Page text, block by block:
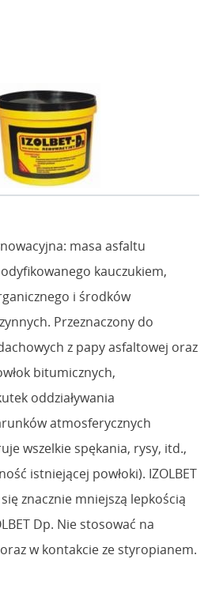
masa asfaltu
kauczukiem,
i środków
Przeznaczony do
z papy asfaltowej oraz
bitumicznych,
oddziaływania
atmosferycznych
wszelkie spękania, rysy, itd.,
istniejącej powłoki). IZOLBET
znacznie mniejszą lepkością
Dp. Nie stosować na
w kontakcie ze styropianem.